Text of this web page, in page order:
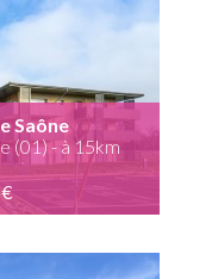
Saône
(01) - à 15km